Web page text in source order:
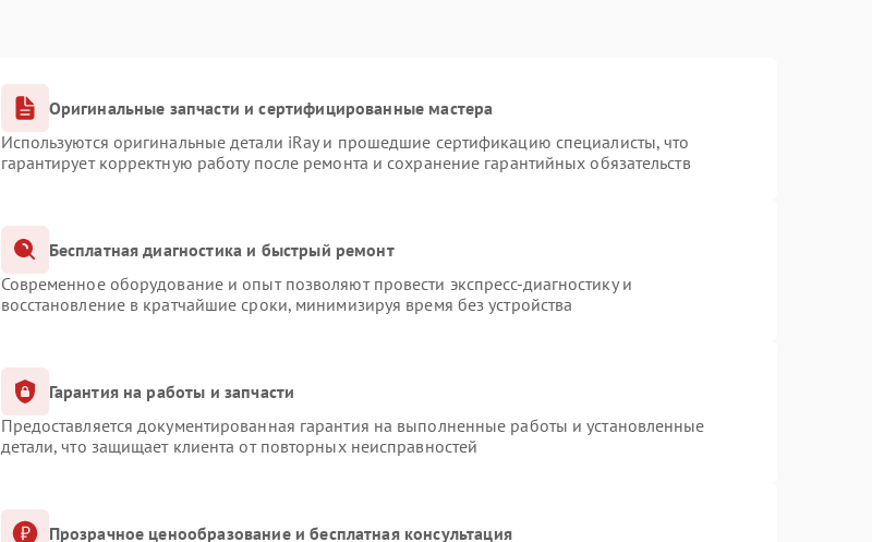
Оригинальные запчасти и сертифицированные мастера
Используются оригинальные детали iRay и прошедшие сертификацию специалисты, что
гарантирует корректную работу после ремонта и сохранение гарантийных обязательств
Бесплатная диагностика и быстрый ремонт
Современное оборудование и опыт позволяют провести экспресс-диагностику и
восстановление в кратчайшие сроки, минимизируя время без устройства
Гарантия на работы и запчасти
Предоставляется документированная гарантия на выполненные работы и установленные
детали, что защищает клиента от повторных неисправностей
Прозрачное ценообразование и бесплатная консультация